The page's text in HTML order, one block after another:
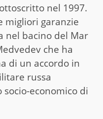
nel 1997.
migliori garanzie
nel bacino del Mar
che ha
di un accordo in
russa
economico di